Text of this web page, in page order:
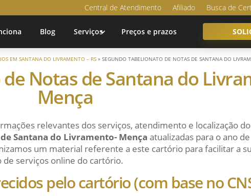
Central de Atendimento Afiliado Busca de
Blog Serviços Preços e prazos
EM SANTANA DO LIVRAMENTO – RS »SEGUNDO TABELIONATO DE NOTAS DE SANTANA DO
Notas de Santana do
Mença
relevantes dos serviços, atendimento e localização do
Santana do Livramento- Mença atualizadas para o ano de
um material referente a este cartório para facilitar a
de serviços online do cartório.
pelo cartório (com base no